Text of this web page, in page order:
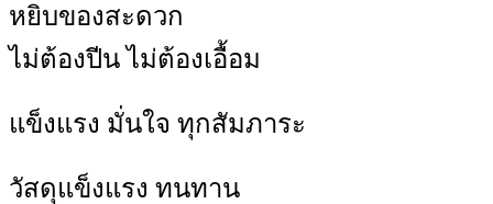
หยิบของสะดวก
ไม่ต้องปีน ไม่ต้องเอื้อม
แข็งแรง มั่นใจ ทุกสัมภาระ
วัสดุแข็งแรง ทนทาน